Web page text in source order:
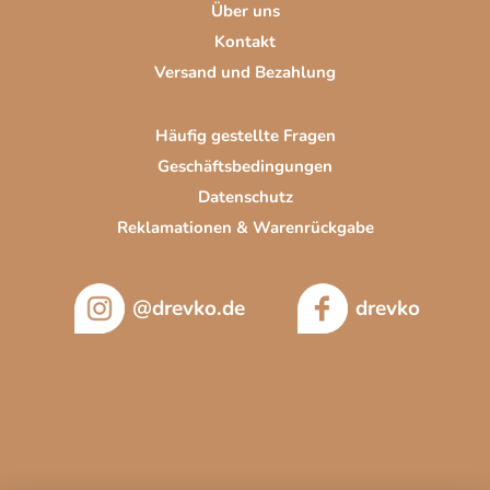
e
r
L
i
t
e
Über uns
Kontakt
Versand und Bezahlung
Häufig gestellte Fragen
Geschäftsbedingungen
Datenschutz
Reklamationen & Warenrückgabe
@drevko.de drevko